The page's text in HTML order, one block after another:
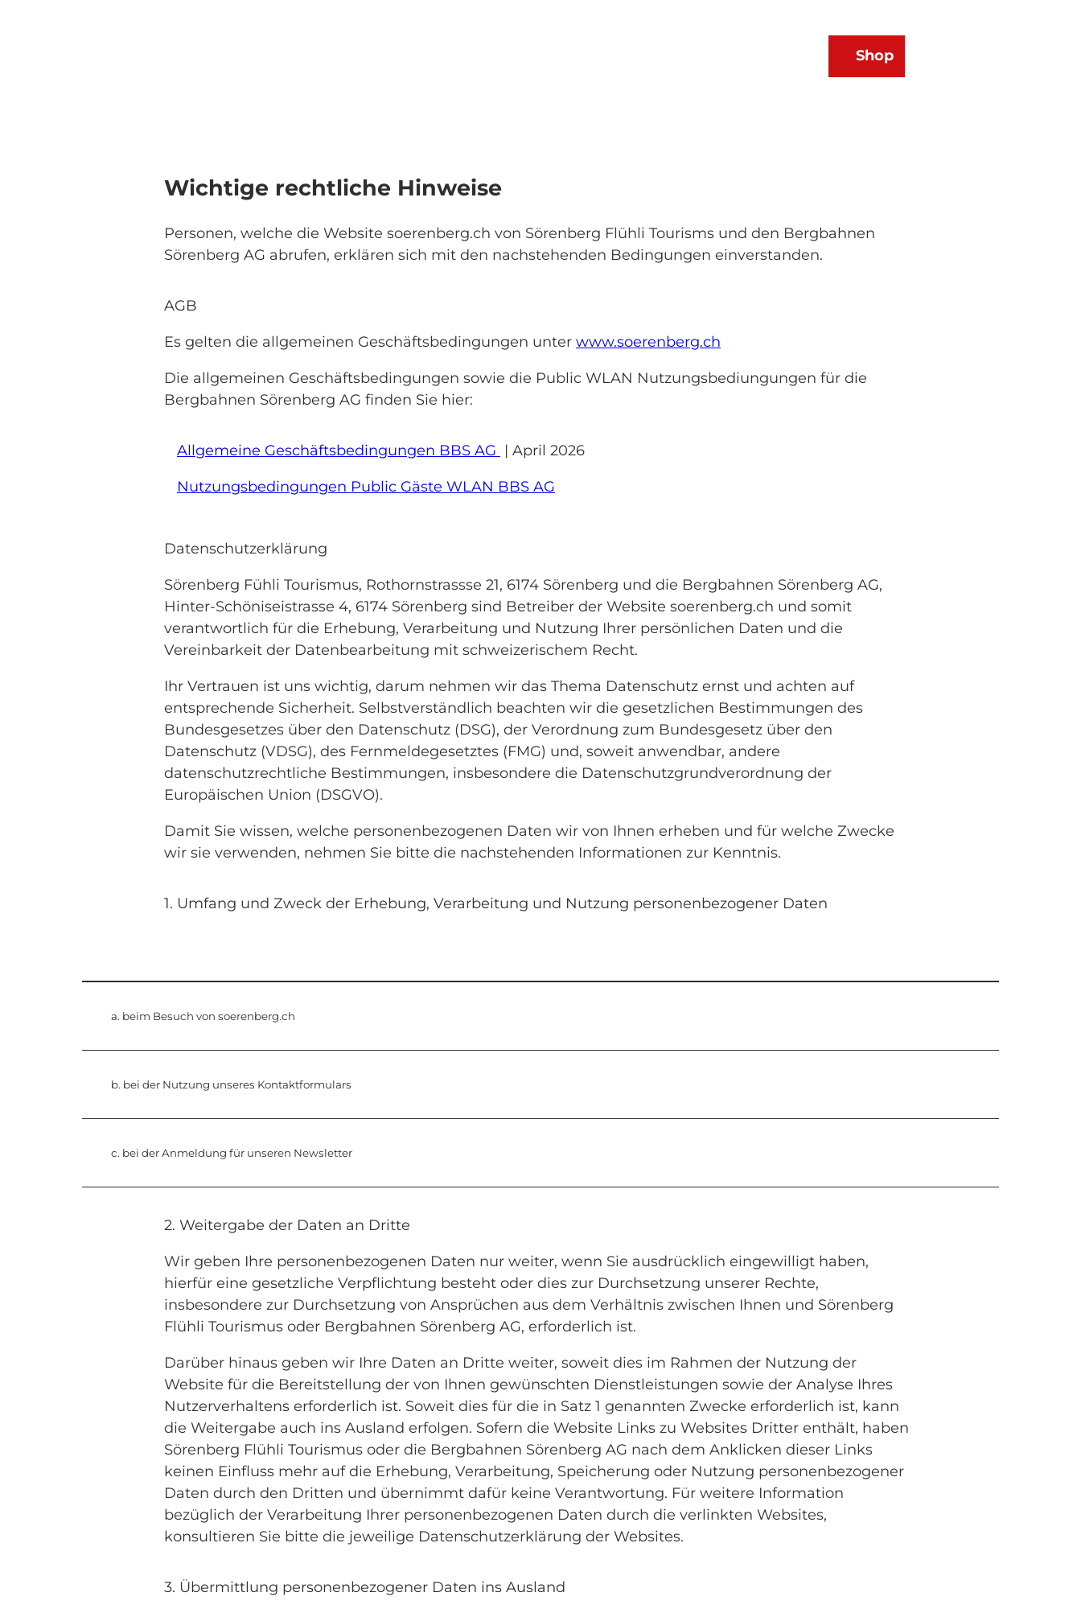
MerkzettelShop
Wichtige rechtliche Hinweise
Personen, welche die Website soerenberg.ch von Sörenberg Flühli Tourisms und den Bergbahnen
Sörenberg AG abrufen, erklären sich mit den nachstehenden Bedingungen einverstanden.
AGB
Es gelten die allgemeinen Geschäftsbedingungen unter www.soerenberg.ch
Die allgemeinen Geschäftsbedingungen sowie die Public WLAN Nutzungsbediungungen für die
Bergbahnen Sörenberg AG finden Sie hier:
Allgemeine Geschäftsbedingungen BBS AG | April 2026
Nutzungsbedingungen Public Gäste WLAN BBS AG
Datenschutzerklärung
Sörenberg Fühli Tourismus, Rothornstrassse 21, 6174 Sörenberg und die Bergbahnen Sörenberg AG,
Hinter-Schöniseistrasse 4, 6174 Sörenberg sind Betreiber der Website soerenberg.ch und somit
verantwortlich für die Erhebung, Verarbeitung und Nutzung Ihrer persönlichen Daten und die
Vereinbarkeit der Datenbearbeitung mit schweizerischem Recht.
Ihr Vertrauen ist uns wichtig, darum nehmen wir das Thema Datenschutz ernst und achten auf
entsprechende Sicherheit. Selbstverständlich beachten wir die gesetzlichen Bestimmungen des
Bundesgesetzes über den Datenschutz (DSG), der Verordnung zum Bundesgesetz über den
Datenschutz (VDSG), des Fernmeldegesetztes (FMG) und, soweit anwendbar, andere
datenschutzrechtliche Bestimmungen, insbesondere die Datenschutzgrundverordnung der
Europäischen Union (DSGVO).
Damit Sie wissen, welche personenbezogenen Daten wir von Ihnen erheben und für welche Zwecke
wir sie verwenden, nehmen Sie bitte die nachstehenden Informationen zur Kenntnis.
1. Umfang und Zweck der Erhebung, Verarbeitung und Nutzung personenbezogener Daten
a. beim Besuch von soerenberg.ch
b. bei der Nutzung unseres Kontaktformulars
c. bei der Anmeldung für unseren Newsletter
2. Weitergabe der Daten an Dritte
Wir geben Ihre personenbezogenen Daten nur weiter, wenn Sie ausdrücklich eingewilligt haben,
hierfür eine gesetzliche Verpflichtung besteht oder dies zur Durchsetzung unserer Rechte,
insbesondere zur Durchsetzung von Ansprüchen aus dem Verhältnis zwischen Ihnen und Sörenberg
Flühli Tourismus oder Bergbahnen Sörenberg AG, erforderlich ist.
Darüber hinaus geben wir Ihre Daten an Dritte weiter, soweit dies im Rahmen der Nutzung der
Website für die Bereitstellung der von Ihnen gewünschten Dienstleistungen sowie der Analyse Ihres
Nutzerverhaltens erforderlich ist. Soweit dies für die in Satz 1 genannten Zwecke erforderlich ist, kann
die Weitergabe auch ins Ausland erfolgen. Sofern die Website Links zu Websites Dritter enthält, haben
Sörenberg Flühli Tourismus oder die Bergbahnen Sörenberg AG nach dem Anklicken dieser Links
keinen Einfluss mehr auf die Erhebung, Verarbeitung, Speicherung oder Nutzung personenbezogener
Daten durch den Dritten und übernimmt dafür keine Verantwortung. Für weitere Information
bezüglich der Verarbeitung Ihrer personenbezogenen Daten durch die verlinkten Websites,
konsultieren Sie bitte die jeweilige Datenschutzerklärung der Websites.
3. Übermittlung personenbezogener Daten ins Ausland